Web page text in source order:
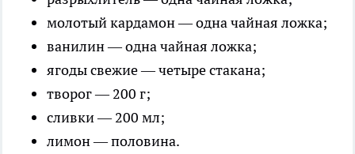
молотый кардамон — одна чайная ложка;
ванилин — одна чайная ложка;
ягоды свежие — четыре стакана;
творог — 200 г;
сливки — 200 мл;
лимон — половина.